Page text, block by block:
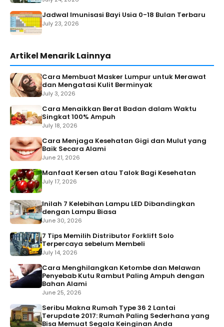
Jadwal Imunisasi Bayi Usia 0-18 Bulan Terbaru
July 23, 2026
Artikel Menarik Lainnya
Cara Membuat Masker Lumpur untuk Merawat
dan Mengatasi Kulit Berminyak
July 3, 2026
Cara Menaikkan Berat Badan dalam Waktu
Singkat 100% Ampuh
July 18, 2026
Cara Menjaga Kesehatan Gigi dan Mulut yang
Baik Secara Alami
June 21, 2026
Manfaat Kersen atau Talok Bagi Kesehatan
July 17, 2026
Inilah 7 Kelebihan Lampu LED Dibandingkan
dengan Lampu Biasa
June 30, 2026
7 Tips Memilih Distributor Forklift Solo
Terpercaya sebelum Membeli
July 14, 2026
Cara Menghilangkan Ketombe dan Melawan
Penyebab Kutu Rambut Paling Ampuh dengan
Bahan Alami
June 25, 2026
Seribu Makna Rumah Type 36 2 Lantai
Terupdate 2017: Rumah Paling Sederhana yang
Bisa Memuat Segala Keinginan Anda